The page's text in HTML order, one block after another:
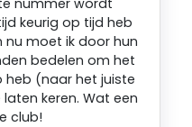
keurig op tijd heb
moet ik door hun
bedelen om het
(naar het juiste
keren. Wat een
club!